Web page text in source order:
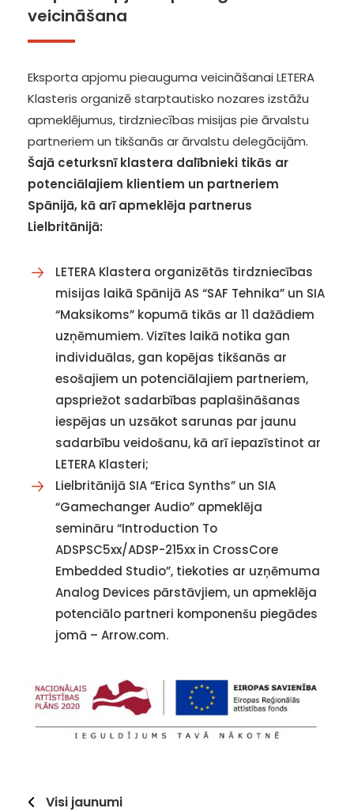
veicināšana
Eksporta apjomu pieauguma veicināšanai LETERA
Klasteris organizē starptautisko nozares izstāžu
apmeklējumus, tirdzniecības misijas pie ārvalstu
partneriem un tikšanās ar ārvalstu delegācijām.
Šajā ceturksnī klastera dalībnieki tikās ar
potenciālajiem klientiem un partneriem
Spānijā, kā arī apmeklēja partnerus
Lielbritānijā:
LETERA Klastera organizētās tirdzniecības
misijas laikā Spānijā AS “SAF Tehnika” un SIA
“Maksikoms” kopumā tikās ar 11 dažādiem
uzņēmumiem. Vizītes laikā notika gan
individuālas, gan kopējas tikšanās ar
esošajiem un potenciālajiem partneriem,
apspriežot sadarbības paplašināšanas
iespējas un uzsākot sarunas par jaunu
sadarbību veidošanu, kā arī iepazīstinot ar
LETERA Klasteri;
Lielbritānijā SIA “Erica Synths” un SIA
“Gamechanger Audio” apmeklēja
semināru “Introduction To
ADSPSC5xx/ADSP-215xx in CrossCore
Embedded Studio”, tiekoties ar uzņēmuma
Analog Devices pārstāvjiem, un apmeklēja
potenciālo partneri komponenšu piegādes
jomā – Arrow.com.
Visi jaunumi